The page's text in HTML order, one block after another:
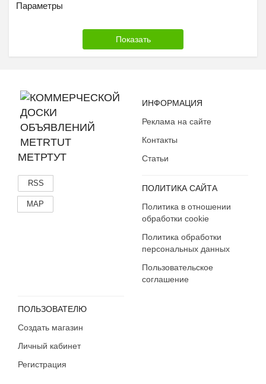
Параметры
МЕТРТУТ
RSS
MAP
ИНФОРМАЦИЯ
Реклама на сайте
Контакты
Статьи
ПОЛИТИКА САЙТА
Политика в отношении
обработки cookie
Политика обработки
персональных данных
Пользовательское
соглашение
ПОЛЬЗОВАТЕЛЮ
Создать магазин
Личный кабинет
Регистрация